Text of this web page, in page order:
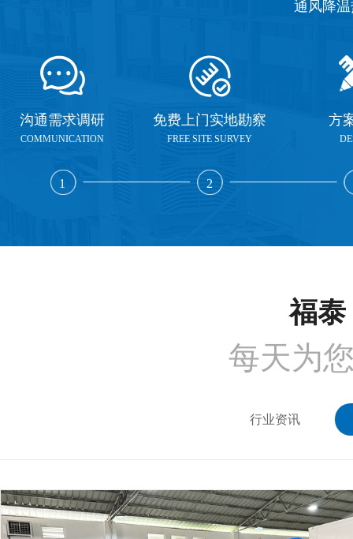
通风降
沟通需求调研
COMMUNICATION
1
免费上门实地勘察
FREE SITE SURVEY
2
方
福泰
每天为
行业资讯